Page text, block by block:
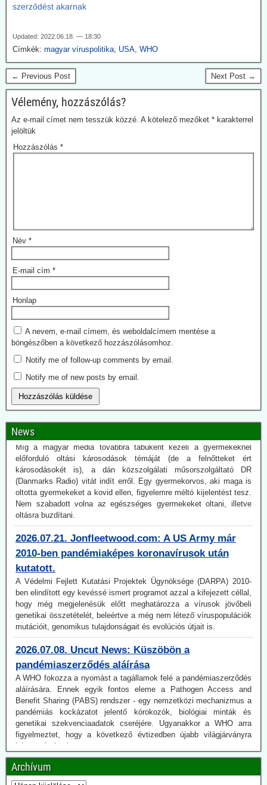
szerződést akarnak
Updated: 2022.06.18. — 18:30
Címkék: magyar víruspolitika USA WHO
← Previous Post Next Post →
Vélemény, hozzászólás?
Az e-mail címet nem tesszük közzé. A kötelező mezőket * karakterrel
jelöltük
Hozzászólás *
Név *
E-mail cím *
Honlap
A nevem, e-mail címem, és weboldalcímem mentése a
böngészőben a következő hozzászólásomhoz.
Notify me of follow-up comments by email.
Notify me of new posts by email.
News
2026.08.01. Uncut-News: Elismerték a
gyermekeknél bekövetkezett súlyos oltási
károsodásokat. Dánia milliókat fizet ki
kártérítésekre
előforduló oltási károsodások témáját (de a felnőtteket ért
károsodásokét is), a dán közszolgálati műsorszolgáltató DR
(Danmarks Radio) vitát indít erről. Egy gyermekorvos, aki maga is
oltotta gyermekeket a kovid ellen, figyelemre méltó kijelentést tesz.
Nem szabadott volna az egészséges gyermekeket oltani, illetve
oltásra buzdítani.
2026.07.21. Jonfleetwood.com: A US Army már
kutatott.
A Védelmi Fejlett Kutatási Projektek Ügynöksége (DARPA) 2010-
ben elindított egy kevéssé ismert programot azzal a kifejezett céllal,
hogy még megjelenésük előtt meghatározza a vírusok jövőbeli
genetikai összetételét, beleértve a még nem létező víruspopulációk
mutációit, genomikus tulajdonságait és evolúciós útjait is.
2026.07.08. Uncut News: Küszöbön a
pandémiaszerződés aláírása
A WHO fokozza a nyomást a tagállamok felé a pandémiaszerződés
aláírására. Ennek egyik fontos eleme a Pathogen Access and
Benefit Sharing (PABS) rendszer - egy nemzetközi mechanizmus a
pandémiás kockázatot jelentő kórokozók, biológiai minták és
genetikai szekvenciaadatok cseréjére. Ugyanakkor a WHO arra
figyelmeztet, hogy a következő évtizedben újabb világjárványra
lehet számítani.
A PABS-rendszerről jelenleg (július 6-17) folynak a tárgyalások
Genfben.
2026.06.18. JonFleetwood.com: Az amerikai
hadsereg megerősítette, hogy az ebola-PCR-
Archívum